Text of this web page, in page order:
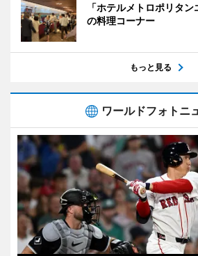
「ホテルメトロポリタン
の料理コーナー
もっと見る
ワールドフォトニ